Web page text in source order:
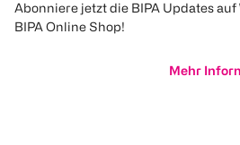
Abonniere jetzt die BIPA Updates
BIPA Online Shop!
Mehr